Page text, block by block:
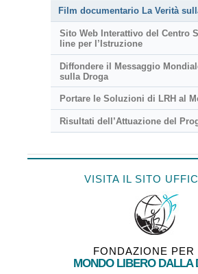
Film documentario La Verità
Sito Web Interattivo del Centro
line per l’Istruzione
Diffondere il Messaggio
sulla Droga
Portare le Soluzioni di LRH al
Risultati dell’Attuazione del
VISITA IL SITO
FONDAZIONE PER
MONDO LIBERO DALLA